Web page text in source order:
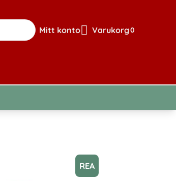
Gå till sidan för mitt konto
Mitt konto
Visa din
Varukorg0
REA